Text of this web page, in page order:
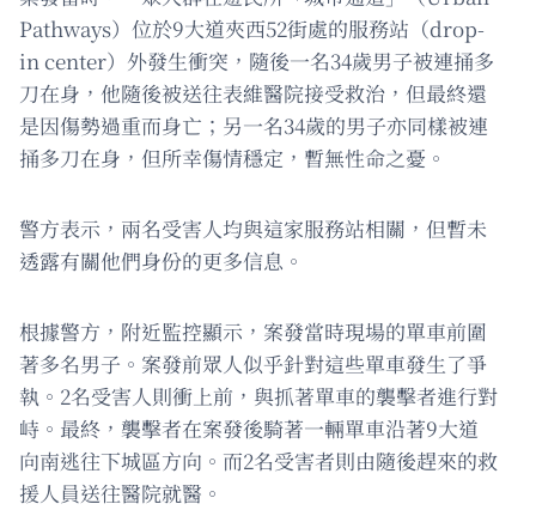
Pathways）位於9大道夾西52街處的服務站（drop-
in center）外發生衝突，隨後一名34歲男子被連捅多
刀在身，他隨後被送往表維醫院接受救治，但最終還
是因傷勢過重而身亡；另一名34歲的男子亦同樣被連
捅多刀在身，但所幸傷情穩定，暫無性命之憂。
警方表示，兩名受害人均與這家服務站相關，但暫未
透露有關他們身份的更多信息。
根據警方，附近監控顯示，案發當時現場的單車前圍
著多名男子。案發前眾人似乎針對這些單車發生了爭
執。2名受害人則衝上前，與抓著單車的襲擊者進行對
峙。最終，襲擊者在案發後騎著一輛單車沿著9大道
向南逃往下城區方向。而2名受害者則由隨後趕來的救
援人員送往醫院就醫。